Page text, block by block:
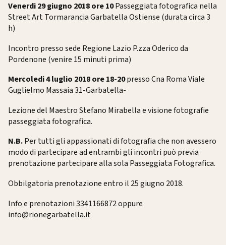
Venerdi 29 giugno 2018 ore 10Passeggiata fotografica nella
Street Art Tormarancia Garbatella Ostiense (durata circa 3
h)
Incontro presso sede Regione Lazio P.zza Oderico da
Pordenone (venire 15 minuti prima)
Mercoledi 4 luglio 2018 ore 18-20presso Cna Roma Viale
Guglielmo Massaia 31-Garbatella-
Lezione del Maestro Stefano Mirabella e visione fotografie
passeggiata fotografica.
N.B.Per tutti gli appassionati di fotografia che non avessero
modo di partecipare ad entrambi gli incontri può previa
prenotazione partecipare alla sola Passeggiata Fotografica.
Obbilgatoria prenotazione entro il 25 giugno 2018.
Info e prenotazioni 3341166872 oppure
info@rionegarbatella.it